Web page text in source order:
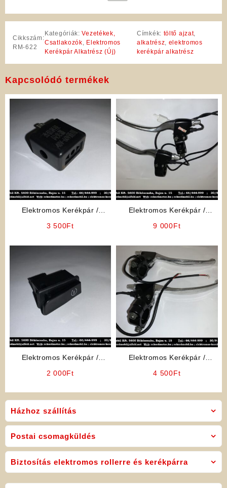
Házhoz szállítás
Postai csomagküldés
Biztosítás elektromos rollerre és kerékpárra
Cikkszám:
RM-622
Kategóriák:Vezetékek,
Csatlakozók, Elektromos
Kerékpár Alkatrész (Új)
Címkék: töltő ajzat,
alkatrész, elektromos
kerékpár alkatrész
Kapcsolódó termékek
Elektromos Kerékpár /
3 500Ft
Elektromos Kerékpár /
9 000Ft
Elektromos Kerékpár /
2 000Ft
Elektromos Kerékpár /
4 500Ft